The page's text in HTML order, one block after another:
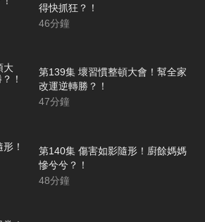
得快抓狂？！
46分鐘
第139集 壞習慣整頓大會！幫全家
改運逆轉勝？！
47分鐘
第140集 傷害如影隨形！廚餘媽媽
慘兮兮？！
48分鐘